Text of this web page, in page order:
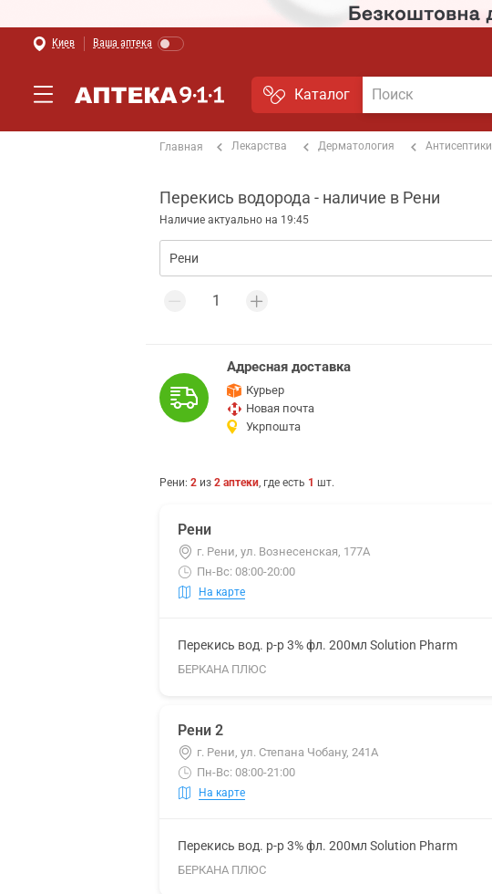
Киев Ваша аптека
Каталог
Главная Лекарства Дерматология Антисептики
Перекись водорода - наличие в Рени
Наличие актуально на 19:45
Адресная доставка
Курьер
Новая почта
Укрпошта
Рени: 2 из 2 аптеки, где есть 1 шт.
Рени
г. Рени, ул. Вознесенская, 177А
Пн-Вс: 08:00-20:00
На карте
Перекись вод. р-р 3% фл. 200мл Solution Pharm
БЕРКАНА ПЛЮС
Рени 2
г. Рени, ул. Степана Чобану, 241А
Пн-Вс: 08:00-21:00
На карте
Перекись вод. р-р 3% фл. 200мл Solution Pharm
БЕРКАНА ПЛЮС